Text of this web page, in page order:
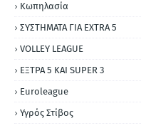
Κωπηλασία
ΣΥΣΤΗΜΑΤΑ ΓΙΑ ΕΧΤRΑ 5
VOLLEY LEAGUE
ΕΞΤΡΑ 5 ΚΑΙ SUPER 3
Εuroleague
Υγρός Στίβος